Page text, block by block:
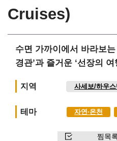
Cruises)
수면 가까이에서 바라보
경관’과 즐거운 ‘선장의
지역 사세보/하우
테마 자연∙온천
찜목